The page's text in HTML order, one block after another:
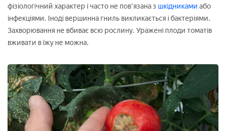
фізіологічний характер і часто не пов'язана з шкідниками або
інфекціями. Іноді вершинна гниль викликається і бактеріями.
Захворювання не вбиває всю рослину. Уражені плоди томатів
вживати в їжу не можна.